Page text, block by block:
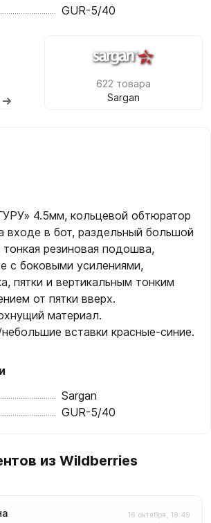
GUR-5/40
622 товара
Sargan
4.5мм, кольцевой обтюратор
входе в бот, раздельный большой
резиновая подошва,
с боковыми усилениями,
пятки и вертикальным тонким
от пятки вверх.
материал.
вставки красные-синие.
Sargan
GUR-5/40
из Wildberries
16 октября, 19:49